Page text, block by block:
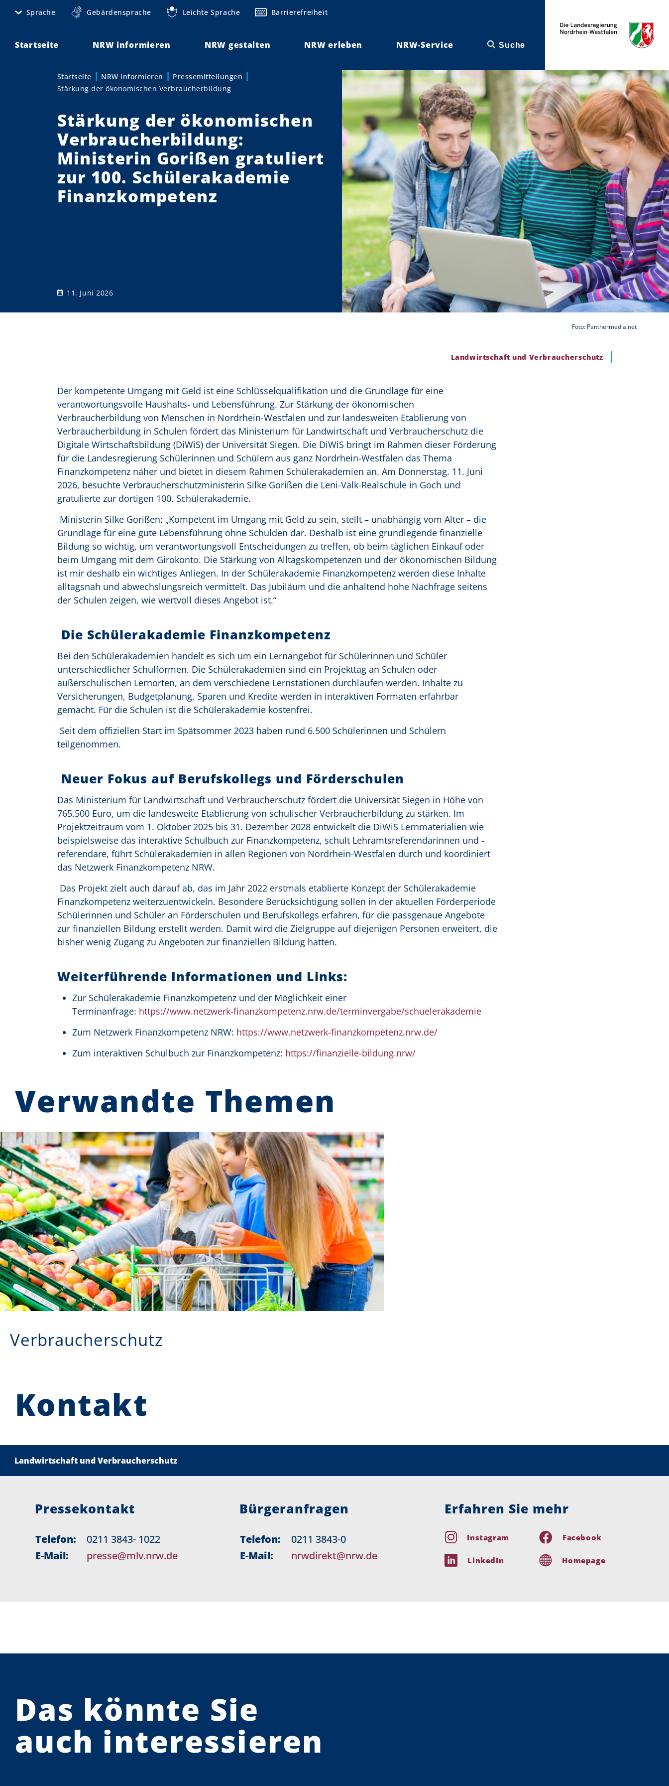
Sprache Gebärdensprache Leichte Sprache Barrierefreiheit
Startseite NRW informieren NRW gestalten NRW erleben NRW-Service Suche
Sie sind hier:
Startseite NRW informieren
Pressemitteilungen
Stärkung der ökonomischen Verbraucherbildung
Stärkung der ökonomischen
Verbraucherbildung:
Ministerin Gorißen gratuliert
zur 100. Schülerakademie
Finanzkompetenz
11. Juni 2026
Foto: Panthermedia.net
Landwirtschaft und Verbraucherschutz
Der kompetente Umgang mit Geld ist eine Schlüsselqualifikation und die Grundlage für eine
verantwortungsvolle Haushalts- und Lebensführung. Zur Stärkung der ökonomischen
Verbraucherbildung von Menschen in Nordrhein-Westfalen und zur landesweiten Etablierung von
Verbraucherbildung in Schulen fördert das Ministerium für Landwirtschaft und Verbraucherschutz die
Digitale Wirtschaftsbildung (DiWiS) der Universität Siegen. Die DiWiS bringt im Rahmen dieser Förderung
für die Landesregierung Schülerinnen und Schülern aus ganz Nordrhein-Westfalen das Thema
Finanzkompetenz näher und bietet in diesem Rahmen Schülerakademien an. Am Donnerstag. 11. Juni
2026, besuchte Verbraucherschutzministerin Silke Gorißen die Leni-Valk-Realschule in Goch und
gratulierte zur dortigen 100. Schülerakademie.
Ministerin Silke Gorißen: „Kompetent im Umgang mit Geld zu sein, stellt – unabhängig vom Alter – die
Grundlage für eine gute Lebensführung ohne Schulden dar. Deshalb ist eine grundlegende finanzielle
Bildung so wichtig, um verantwortungsvoll Entscheidungen zu treffen, ob beim täglichen Einkauf oder
beim Umgang mit dem Girokonto. Die Stärkung von Alltagskompetenzen und der ökonomischen Bildung
ist mir deshalb ein wichtiges Anliegen. In der Schülerakademie Finanzkompetenz werden diese Inhalte
alltagsnah und abwechslungsreich vermittelt. Das Jubiläum und die anhaltend hohe Nachfrage seitens
der Schulen zeigen, wie wertvoll dieses Angebot ist.“
Die Schülerakademie Finanzkompetenz
Bei den Schülerakademien handelt es sich um ein Lernangebot für Schülerinnen und Schüler
unterschiedlicher Schulformen. Die Schülerakademien sind ein Projekttag an Schulen oder
außerschulischen Lernorten, an dem verschiedene Lernstationen durchlaufen werden. Inhalte zu
Versicherungen, Budgetplanung, Sparen und Kredite werden in interaktiven Formaten erfahrbar
gemacht. Für die Schulen ist die Schülerakademie kostenfrei.
Seit dem offiziellen Start im Spätsommer 2023 haben rund 6.500 Schülerinnen und Schülern
teilgenommen.
Neuer Fokus auf Berufskollegs und Förderschulen
Das Ministerium für Landwirtschaft und Verbraucherschutz fördert die Universität Siegen in Höhe von
765.500 Euro, um die landesweite Etablierung von schulischer Verbraucherbildung zu stärken. Im
Projektzeitraum vom 1. Oktober 2025 bis 31. Dezember 2028 entwickelt die DiWiS Lernmaterialien wie
beispielsweise das interaktive Schulbuch zur Finanzkompetenz, schult Lehramtsreferendarinnen und -
referendare, führt Schülerakademien in allen Regionen von Nordrhein-Westfalen durch und koordiniert
das Netzwerk Finanzkompetenz NRW.
Das Projekt zielt auch darauf ab, das im Jahr 2022 erstmals etablierte Konzept der Schülerakademie
Finanzkompetenz weiterzuentwickeln. Besondere Berücksichtigung sollen in der aktuellen Förderperiode
Schülerinnen und Schüler an Förderschulen und Berufskollegs erfahren, für die passgenaue Angebote
zur finanziellen Bildung erstellt werden. Damit wird die Zielgruppe auf diejenigen Personen erweitert, die
bisher wenig Zugang zu Angeboten zur finanziellen Bildung hatten.
Weiterführende Informationen und Links:
Zur Schülerakademie Finanzkompetenz und der Möglichkeit einer
Terminanfrage: https://www.netzwerk-finanzkompetenz.nrw.de/terminvergabe/schuelerakademie
Zum Netzwerk Finanzkompetenz NRW: https://www.netzwerk-finanzkompetenz.nrw.de/
Zum interaktiven Schulbuch zur Finanzkompetenz: https://finanzielle-bildung.nrw/
Verwandte Themen
Verbraucherschutz
Kontakt
Landwirtschaft und Verbraucherschutz
Pressekontakt
Telefon:
0211 3843- 1022
E-Mail:
presse@mlv.nrw.de
Bürgeranfragen
Telefon:
0211 3843-0
E-Mail:
nrwdirekt@nrw.de
Erfahren Sie mehr
Instagram Facebook
LinkedIn Homepage
Das könnte Sie
auch interessieren